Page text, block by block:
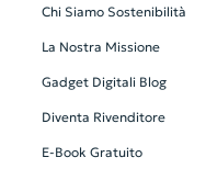
Chi Siamo Sostenibilità
La Nostra Missione
Gadget Digitali Blog
Diventa Rivenditore
E-Book Gratuito